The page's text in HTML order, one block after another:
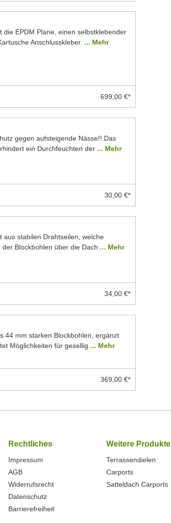
die EPDM Plane, einen selbstklebender
Anschlusskleber. ... Mehr
699,00 €*
gegen aufsteigende Nässe!! Das
ein Durchfeuchten der ... Mehr
30,00 €*
aus stabilen Drahtseilen, welche
Blockbohlen über die Dach ... Mehr
34,00 €*
44 mm starken Blockbohlen, ergänzt
Möglichkeiten für gesellig ... Mehr
369,00 €*
Rechtliches
Impressum
AGB
Widerrufsrecht
Datenschutz
Barrierefreiheit
Weitere Produkte
Terrassendielen
Carports
Satteldach Carports